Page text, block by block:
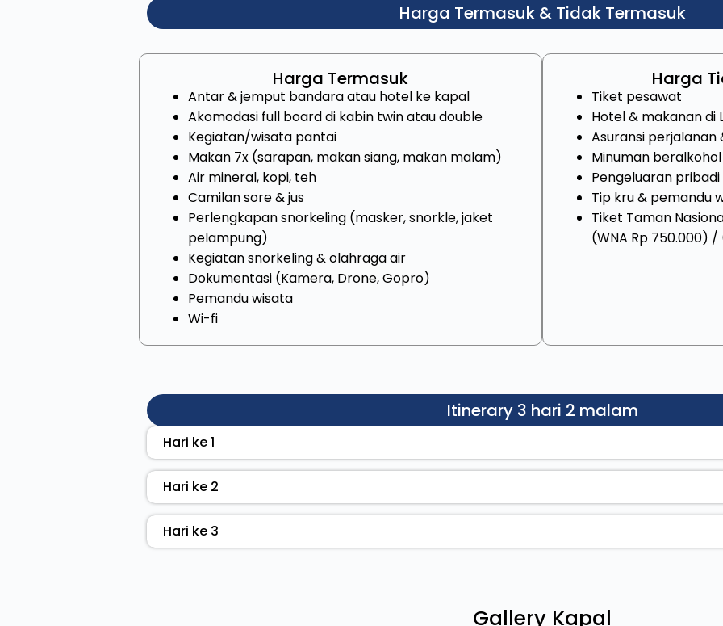
Harga Termasuk & Tidak Termasuk
Harga Termasuk
Antar & jemput bandara atau hotel ke kapal
Akomodasi full board di kabin twin atau double
Kegiatan/wisata pantai
Makan 7x (sarapan, makan siang, makan malam)
Air mineral, kopi, teh
Camilan sore & jus
Perlengkapan snorkeling (masker, snorkle, jaket
pelampung)
Kegiatan snorkeling & olahraga air
Dokumentasi (Kamera, Drone, Gopro)
Pemandu wisata
Wi-fi
Harga
Tiket pesawat
Hotel & makanan di
Asuransi perjalanan
Minuman beralkohol
Pengeluaran pribadi
Tip kru & pemandu
Tiket Taman
(WNA Rp 750.000)
Itinerary 3 hari 2 malam
Hari ke 1
Hari ke 2
Hari ke 3
Gallery Kapal